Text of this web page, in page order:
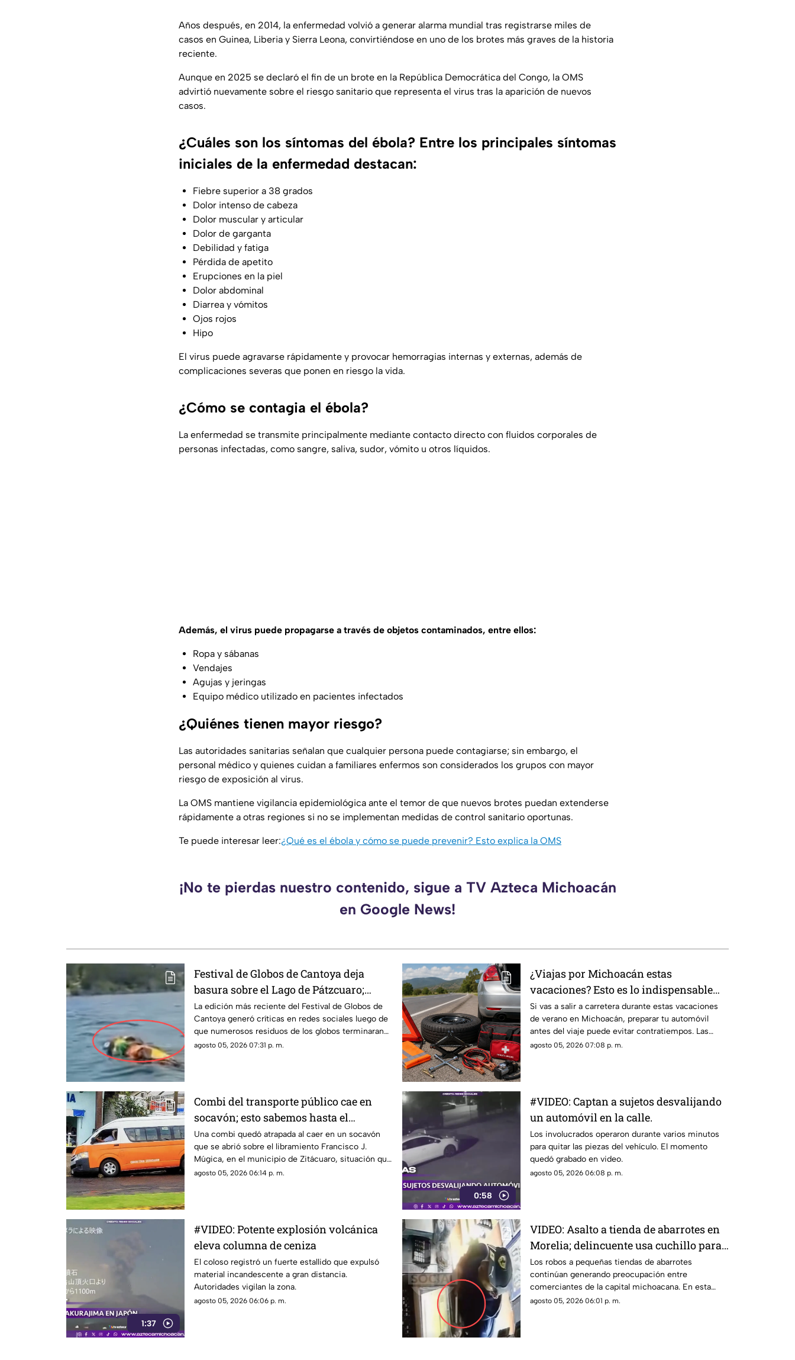
Años después, en 2014, la enfermedad volvió a generar alarma mundial tras registrarse miles de
casos en Guinea, Liberia y Sierra Leona, convirtiéndose en uno de los brotes más graves de la historia
reciente.
Aunque en 2025 se declaró el fin de un brote en la República Democrática del Congo, la OMS
advirtió nuevamente sobre el riesgo sanitario que representa el virus tras la aparición de nuevos
casos.
¿Cuáles son los síntomas del ébola? Entre los principales síntomas
iniciales de la enfermedad destacan:
Fiebre superior a 38 grados
Dolor intenso de cabeza
Dolor muscular y articular
Dolor de garganta
Debilidad y fatiga
Pérdida de apetito
Erupciones en la piel
Dolor abdominal
Diarrea y vómitos
Ojos rojos
Hipo
El virus puede agravarse rápidamente y provocar hemorragias internas y externas, además de
complicaciones severas que ponen en riesgo la vida.
¿Cómo se contagia el ébola?
La enfermedad se transmite principalmente mediante contacto directo con fluidos corporales de
personas infectadas, como sangre, saliva, sudor, vómito u otros líquidos.
Además, el virus puede propagarse a través de objetos contaminados, entre ellos:
Ropa y sábanas
Vendajes
Agujas y jeringas
Equipo médico utilizado en pacientes infectados
¿Quiénes tienen mayor riesgo?
Las autoridades sanitarias señalan que cualquier persona puede contagiarse; sin embargo, el
personal médico y quienes cuidan a familiares enfermos son considerados los grupos con mayor
riesgo de exposición al virus.
La OMS mantiene vigilancia epidemiológica ante el temor de que nuevos brotes puedan extenderse
rápidamente a otras regiones si no se implementan medidas de control sanitario oportunas.
Te puede interesar leer:¿Qué es el ébola y cómo se puede prevenir? Esto explica la OMS
¡No te pierdas nuestro contenido, sigue a TV Azteca Michoacán
en Google News!
Festival de Globos de Cantoya deja
basura sobre el Lago de Pátzcuaro;
ciudadanos exigen acciones
La edición más reciente del Festival de Globos de
Cantoya generó críticas en redes sociales luego de
que numerosos residuos de los globos terminaran
sobre el Lago de Pátzcuaro, dejando una
agosto 05, 2026 07:31 p. m.
¿Viajas por Michoacán estas
vacaciones? Esto es lo indispensable
que debes llevar en tu automóvil
Si vas a salir a carretera durante estas vacaciones
de verano en Michoacán, preparar tu automóvil
antes del viaje puede evitar contratiempos. Las
lluvias, los baches y el incremento del tránsito
agosto 05, 2026 07:08 p. m.
Combi del transporte público cae en
socavón; esto sabemos hasta el
momento
Una combi quedó atrapada al caer en un socavón
que se abrió sobre el libramiento Francisco J.
Múgica, en el municipio de Zitácuaro, situación que
generó movilización y preocupación entre
agosto 05, 2026 06:14 p. m.
0:58
#VIDEO: Captan a sujetos desvalijando
un automóvil en la calle.
Los involucrados operaron durante varios minutos
para quitar las piezas del vehículo. El momento
quedó grabado en video.
agosto 05, 2026 06:08 p. m.
1:37
#VIDEO: Potente explosión volcánica
eleva columna de ceniza
El coloso registró un fuerte estallido que expulsó
material incandescente a gran distancia.
Autoridades vigilan la zona.
agosto 05, 2026 06:06 p. m.
VIDEO: Asalto a tienda de abarrotes en
Morelia; delincuente usa cuchillo para
robar dinero de la caja
Los robos a pequeñas tiendas de abarrotes
continúan generando preocupación entre
comerciantes de la capital michoacana. En esta
ocasión, cámaras de seguridad captaron el
agosto 05, 2026 06:01 p. m.